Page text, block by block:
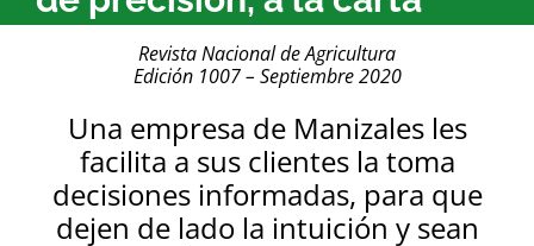
Revista Nacional de Agricultura
Edición 1007 – Septiembre 2020
Una empresa de Manizales les
facilita a sus clientes la toma
decisiones informadas, para que
dejen de lado la intuición y sean